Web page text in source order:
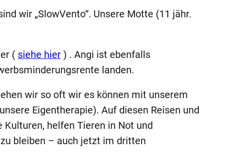
wir „SlowVento“. Unsere Motte (11 jähr.
( siehe hier ) . Angi ist ebenfalls
landen.
wir so oft wir es können mit unserem
Eigentherapie). Auf diesen Reisen und
helfen Tieren in Not und
bleiben – auch jetzt im dritten